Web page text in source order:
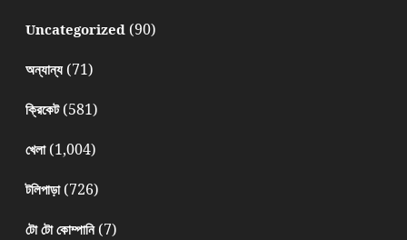
Uncategorized(90)
অন্যান্য(71)
ক্রিকেট(581)
খেলা(1,004)
টলিপাড়া(726)
টো টো কোম্পানি(7)